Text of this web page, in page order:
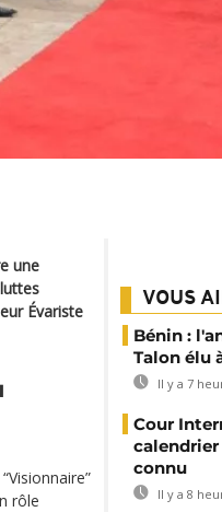
une
Évariste
rôle
VOUS
Bénin :
Talon élu
Il y a 7
Cour
calendrier
connu
Il y a 8